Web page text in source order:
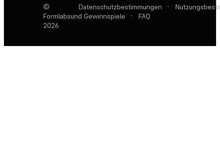
©
Formlabs
2026
Datenschutzbestimmungen ·
und Gewinnspiele
· FAQ